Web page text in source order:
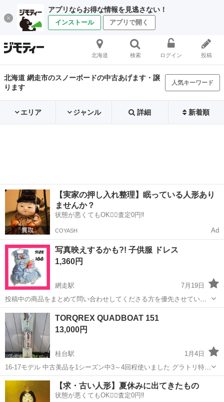
アプリならお得な情報を見逃さない！
インストール アプリで開く
北海道 検索 ログイン 投稿
北海道 網走市のスノーボードの中古あげます・譲
ります
人気キーワード
エリア ジャンル 詳細 新着順
【実家の押し入れ整理】眠っている人形あり
ませんか？
状態が悪くてもOK🙆‍♀️査定0円‼️
COYASH Ad
写真映えするかも?! 子供服 ドレス
1,360円
網走駅
7月19日
投稿中の商品をまとめて問い合わせしてくださる方を優先させていた
だきます。 古着の為、多少スレ・キズ・汚れなどがある場合がござい
ます。ご理解お願い致します。 ☆お問い合わせ・コメントについて☆
いただいたお問い合わせ・コ...
北海道 網走市
TORQREX QUADBOAT 151
13,000円
桂台駅
1月4日
16-17モデル 中古美品を1シーズン中3～4回程使いました グラトリ特化
ボードです 自分はカービングメインなのでそんな荒い使い方はしてお
りません センターロッカーでキャンバーが4つあるクアッドキャンバ
ーボードで珍しいと思い...
北海道 網走市 桂台駅 スノーボード グラトリ
【求・古い人形】夏休みに出てきたもの
状態が悪くてもOK🙆‍♀️査定0円‼️